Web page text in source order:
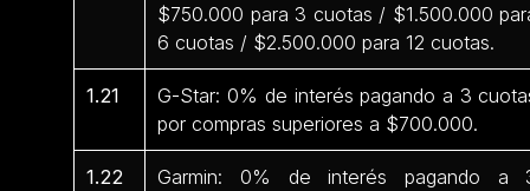
$750.000 para 3 cuotas / $1.500.000
6 cuotas / $2.500.000 para 12 cuotas.
1.21
G-Star: 0% de interés pagando a 3
por compras superiores a $700.000.
1.22
Garmin: 0% de interés pagando a